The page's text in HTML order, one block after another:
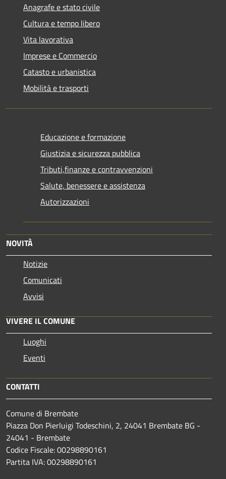
Anagrafe e stato civile
Cultura e tempo libero
Vita lavorativa
Imprese e Commercio
Catasto e urbanistica
Mobilità e trasporti
Educazione e formazione
Giustizia e sicurezza pubblica
Tributi,finanze e contravvenzioni
Salute, benessere e assistenza
Autorizzazioni
NOVITÀ
Notizie
Comunicati
Avvisi
VIVERE IL COMUNE
Luoghi
Eventi
CONTATTI
Comune di Brembate
Piazza Don Pierluigi Todeschini, 2, 24041 Brembate BG -
24041 - Brembate
Codice Fiscale: 00298890161
Partita IVA: 00298890161